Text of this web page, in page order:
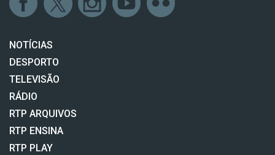
NOTÍCIAS
DESPORTO
TELEVISÃO
RÁDIO
RTP ARQUIVOS
RTP ENSINA
RTP PLAY